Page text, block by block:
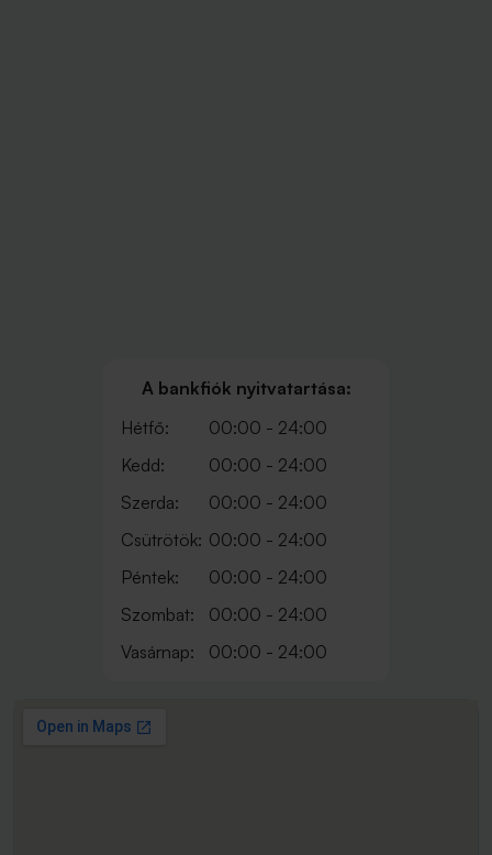
A bankfiók nyitvatartása:
Hétfő:
00:00 - 24:00
Kedd:
00:00 - 24:00
Szerda:
00:00 - 24:00
Csütrötök: 00:00 - 24:00
Péntek:
00:00 - 24:00
Szombat:
00:00 - 24:00
Vasárnap:
00:00 - 24:00